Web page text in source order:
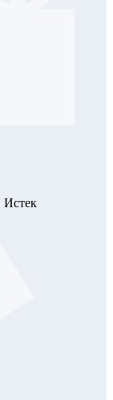
Истек